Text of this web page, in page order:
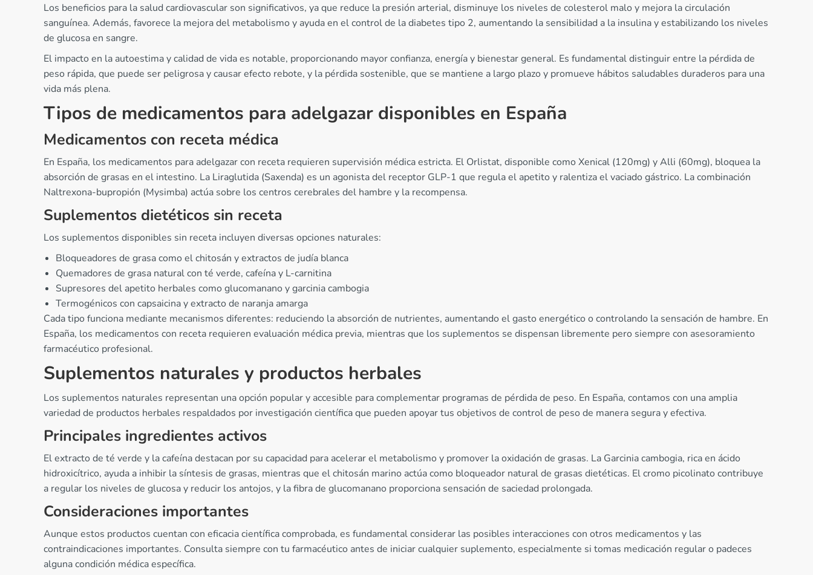
Los beneficios para la salud cardiovascular son significativos, ya que reduce la presión arterial, disminuye los niveles de colesterol malo y mejora la circulación
sanguínea. Además, favorece la mejora del metabolismo y ayuda en el control de la diabetes tipo 2, aumentando la sensibilidad a la insulina y estabilizando los niveles
de glucosa en sangre.
El impacto en la autoestima y calidad de vida es notable, proporcionando mayor confianza, energía y bienestar general. Es fundamental distinguir entre la pérdida de
peso rápida, que puede ser peligrosa y causar efecto rebote, y la pérdida sostenible, que se mantiene a largo plazo y promueve hábitos saludables duraderos para una
vida más plena.
Tipos de medicamentos para adelgazar disponibles en España
Medicamentos con receta médica
En España, los medicamentos para adelgazar con receta requieren supervisión médica estricta. El Orlistat, disponible como Xenical (120mg) y Alli (60mg), bloquea la
absorción de grasas en el intestino. La Liraglutida (Saxenda) es un agonista del receptor GLP-1 que regula el apetito y ralentiza el vaciado gástrico. La combinación
Naltrexona-bupropión (Mysimba) actúa sobre los centros cerebrales del hambre y la recompensa.
Suplementos dietéticos sin receta
Los suplementos disponibles sin receta incluyen diversas opciones naturales:
Bloqueadores de grasa como el chitosán y extractos de judía blanca
Quemadores de grasa natural con té verde, cafeína y L-carnitina
Supresores del apetito herbales como glucomanano y garcinia cambogia
Termogénicos con capsaicina y extracto de naranja amarga
Cada tipo funciona mediante mecanismos diferentes: reduciendo la absorción de nutrientes, aumentando el gasto energético o controlando la sensación de hambre. En
España, los medicamentos con receta requieren evaluación médica previa, mientras que los suplementos se dispensan libremente pero siempre con asesoramiento
farmacéutico profesional.
Suplementos naturales y productos herbales
Los suplementos naturales representan una opción popular y accesible para complementar programas de pérdida de peso. En España, contamos con una amplia
variedad de productos herbales respaldados por investigación científica que pueden apoyar tus objetivos de control de peso de manera segura y efectiva.
Principales ingredientes activos
El extracto de té verde y la cafeína destacan por su capacidad para acelerar el metabolismo y promover la oxidación de grasas. La Garcinia cambogia, rica en ácido
hidroxicítrico, ayuda a inhibir la síntesis de grasas, mientras que el chitosán marino actúa como bloqueador natural de grasas dietéticas. El cromo picolinato contribuye
a regular los niveles de glucosa y reducir los antojos, y la fibra de glucomanano proporciona sensación de saciedad prolongada.
Consideraciones importantes
Aunque estos productos cuentan con eficacia científica comprobada, es fundamental considerar las posibles interacciones con otros medicamentos y las
contraindicaciones importantes. Consulta siempre con tu farmacéutico antes de iniciar cualquier suplemento, especialmente si tomas medicación regular o padeces
alguna condición médica específica.